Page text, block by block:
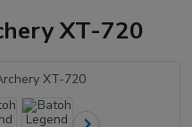
XT-720